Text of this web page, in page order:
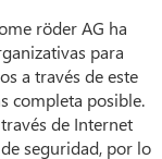
röder AG ha
para
a través de este
completa posible.
de Internet
seguridad, por lo